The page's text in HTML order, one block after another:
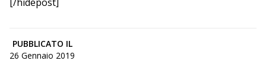
PUBBLICATO IL
26 Gennaio 2019